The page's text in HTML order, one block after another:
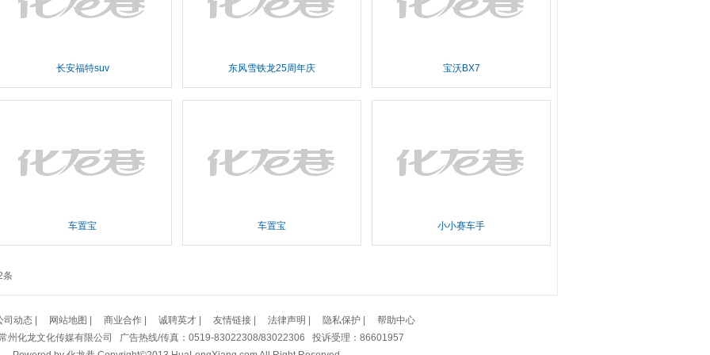
长安福特suv 东风雪铁龙25周年庆 宝沃BX7
车置宝 车置宝 小小赛车手
条
司动态 网站地图 商业合作 诚聘英才 友情链接 法律声明 隐私保护
帮助中心
州化龙文化传媒有限公司 广告热线/传真：0519-83022308/83022306 投诉受理：86601957